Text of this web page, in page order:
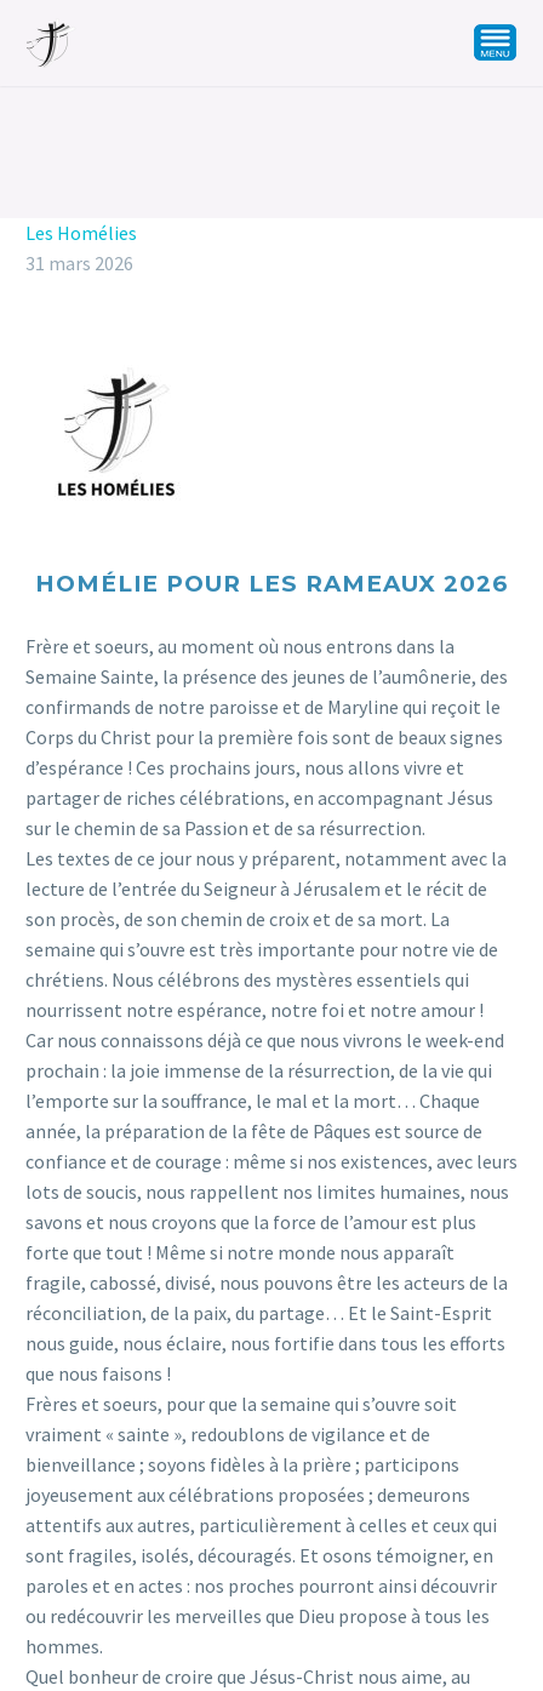
Les Homélies
31 mars 2026
HOMÉLIE POUR LES RAMEAUX 2026
Frère et soeurs, au moment où nous entrons dans la
Semaine Sainte, la présence des jeunes de l’aumônerie, des
confirmands de notre paroisse et de Maryline qui reçoit le
Corps du Christ pour la première fois sont de beaux signes
d’espérance ! Ces prochains jours, nous allons vivre et
partager de riches célébrations, en accompagnant Jésus
sur le chemin de sa Passion et de sa résurrection.
Les textes de ce jour nous y préparent, notamment avec la
lecture de l’entrée du Seigneur à Jérusalem et le récit de
son procès, de son chemin de croix et de sa mort. La
semaine qui s’ouvre est très importante pour notre vie de
chrétiens. Nous célébrons des mystères essentiels qui
nourrissent notre espérance, notre foi et notre amour !
Car nous connaissons déjà ce que nous vivrons le week-end
prochain : la joie immense de la résurrection, de la vie qui
l’emporte sur la souffrance, le mal et la mort… Chaque
année, la préparation de la fête de Pâques est source de
confiance et de courage : même si nos existences, avec leurs
lots de soucis, nous rappellent nos limites humaines, nous
savons et nous croyons que la force de l’amour est plus
forte que tout ! Même si notre monde nous apparaît
fragile, cabossé, divisé, nous pouvons être les acteurs de la
réconciliation, de la paix, du partage… Et le Saint-Esprit
nous guide, nous éclaire, nous fortifie dans tous les efforts
que nous faisons !
Frères et soeurs, pour que la semaine qui s’ouvre soit
vraiment « sainte », redoublons de vigilance et de
bienveillance ; soyons fidèles à la prière ; participons
joyeusement aux célébrations proposées ; demeurons
attentifs aux autres, particulièrement à celles et ceux qui
sont fragiles, isolés, découragés. Et osons témoigner, en
paroles et en actes : nos proches pourront ainsi découvrir
ou redécouvrir les merveilles que Dieu propose à tous les
hommes.
Quel bonheur de croire que Jésus-Christ nous aime, au